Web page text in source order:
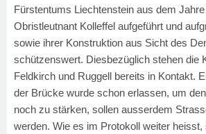
Fürstentums Liechtenstein aus dem
Obristleutnant Kolleffel aufgeführt und
sowie ihrer Konstruktion aus Sicht des
schützenswert. Diesbezüglich stehen die
Feldkirch und Ruggell bereits in Kontakt.
der Brücke wurde schon erlassen, um
noch zu stärken, sollen ausserdem
werden. Wie es im Protokoll weiter heisst,